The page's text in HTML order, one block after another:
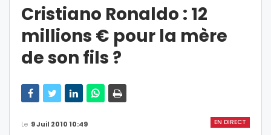
Cristiano Ronaldo : 12
millions € pour la mère
de son fils ?
EN DIRECT
Le 9 Juil 2010 10:49